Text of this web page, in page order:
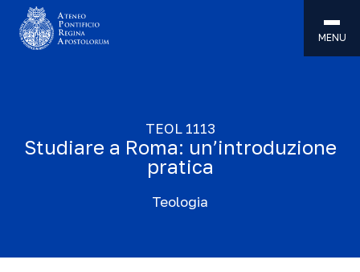
MENU
TEOL 1113
Studiare a Roma: un’introduzione
pratica
Teologia